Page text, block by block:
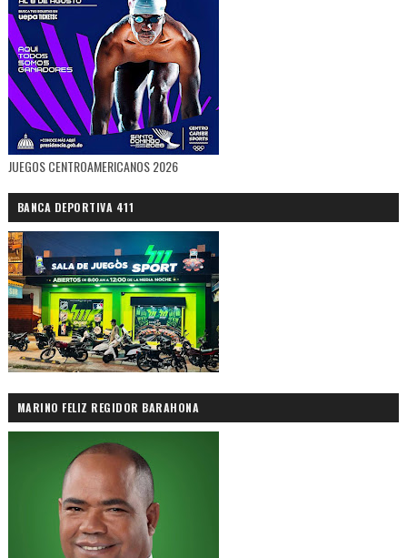
JUEGOS CENTROAMERICANOS 2026
BANCA DEPORTIVA 411
MARINO FELIZ REGIDOR BARAHONA